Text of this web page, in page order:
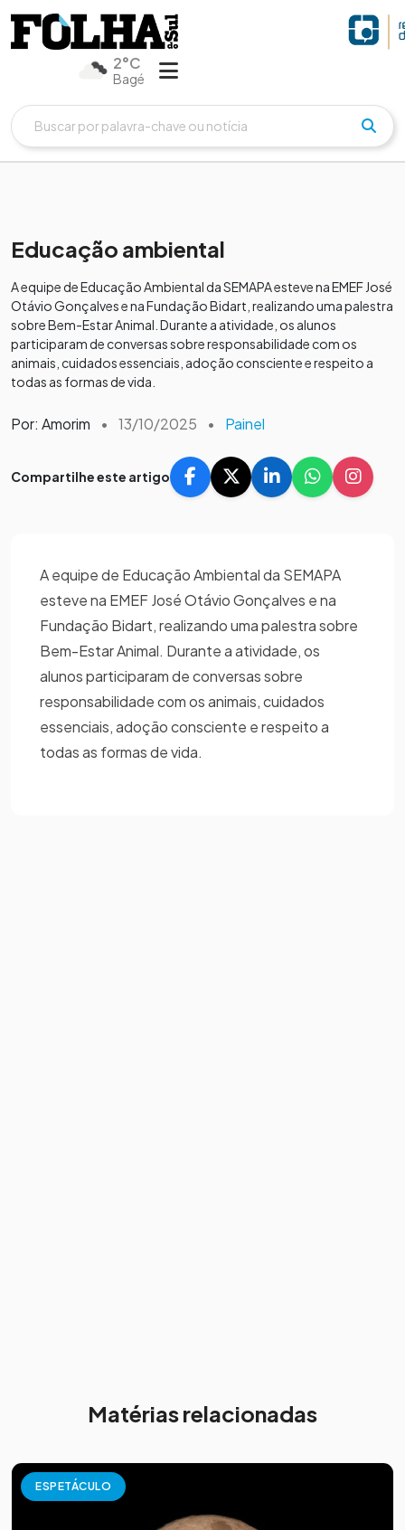
2°C
Bagé
Educação ambiental
A equipe de Educação Ambiental da SEMAPA esteve na EMEF José
Otávio Gonçalves e na Fundação Bidart, realizando uma palestra
sobre Bem-Estar Animal. Durante a atividade, os alunos
participaram de conversas sobre responsabilidade com os
animais, cuidados essenciais, adoção consciente e respeito a
todas as formas de vida.
Por: Amorim • 13/10/2025 • Painel
Compartilhe este artigo
A equipe de Educação Ambiental da SEMAPA
esteve na EMEF José Otávio Gonçalves e na
Fundação Bidart, realizando uma palestra sobre
Bem-Estar Animal. Durante a atividade, os
alunos participaram de conversas sobre
responsabilidade com os animais, cuidados
essenciais, adoção consciente e respeito a
todas as formas de vida.
Matérias relacionadas
ESPETÁCULO